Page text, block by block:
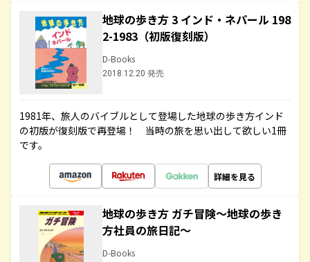
地球の歩き方 3 インド・ネパール 198
2-1983（初版復刻版）
D-Books
2018.12.20 発売
1981年、旅人のバイブルとして登場した地球の歩き方インド
の初版が復刻版で再登場！ 当時の旅を思い出して欲しい1冊
です。
詳細を見る
地球の歩き方 ガチ冒険～地球の歩き
方社員の旅日記～
D-Books